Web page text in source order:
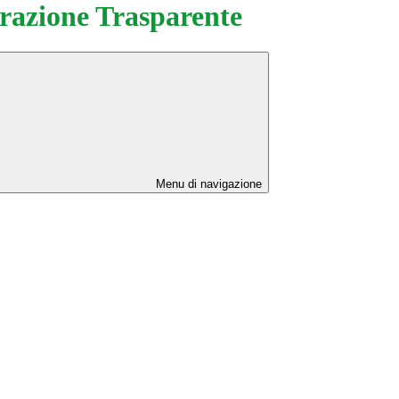
Trasparente
Menu di navigazione